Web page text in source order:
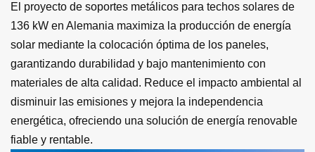
El proyecto de soportes metálicos para techos solares de
136 kW en Alemania maximiza la producción de energía
solar mediante la colocación óptima de los paneles,
garantizando durabilidad y bajo mantenimiento con
materiales de alta calidad. Reduce el impacto ambiental al
disminuir las emisiones y mejora la independencia
energética, ofreciendo una solución de energía renovable
fiable y rentable.